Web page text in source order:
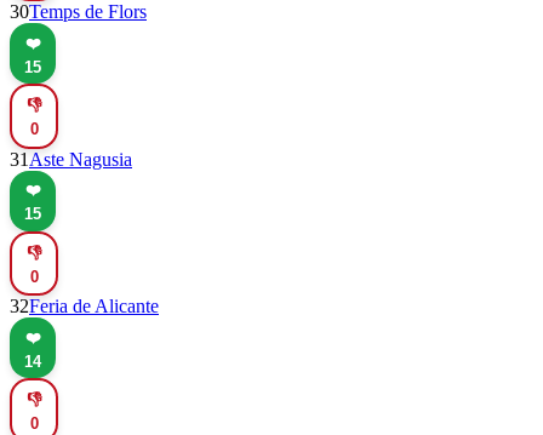
30Temps de Flors
❤️
15
👎
0
31 Aste Nagusia
❤️
15
👎
0
32Feria de Alicante
❤️
14
👎
0